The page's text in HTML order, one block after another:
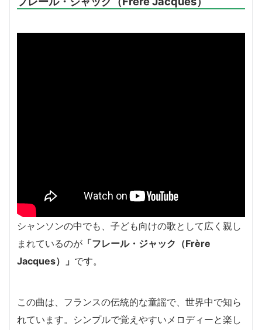
シャンソンの中でも、子ども向けの歌として広く親し
まれているのが 「フレール・ジャック（Frère
Jacques）」 です。
この曲は、フランスの伝統的な童謡で、世界中で知ら
れています。シンプルで覚えやすいメロディーと楽し